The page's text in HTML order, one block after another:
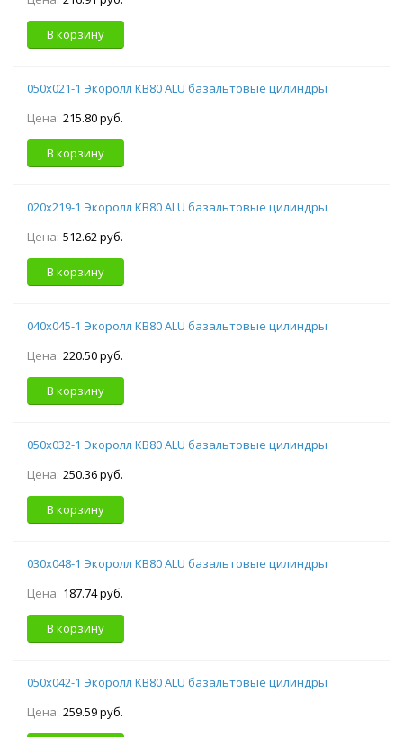
В корзину
050х021-1 Экоролл КВ80 ALU базальтовые цилиндры
Цена: 215.80 руб.
В корзину
020х219-1 Экоролл КВ80 ALU базальтовые цилиндры
Цена: 512.62 руб.
В корзину
040х045-1 Экоролл КВ80 ALU базальтовые цилиндры
Цена: 220.50 руб.
В корзину
050х032-1 Экоролл КВ80 ALU базальтовые цилиндры
Цена: 250.36 руб.
В корзину
030х048-1 Экоролл КВ80 ALU базальтовые цилиндры
Цена: 187.74 руб.
В корзину
050х042-1 Экоролл КВ80 ALU базальтовые цилиндры
Цена: 259.59 руб.